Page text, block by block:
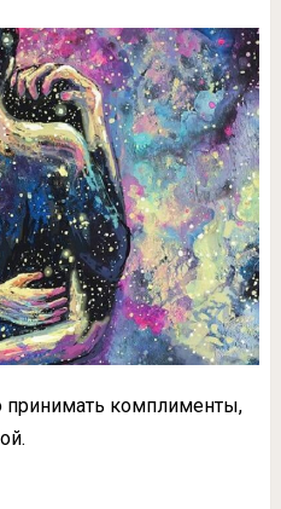
принимать комплименты,